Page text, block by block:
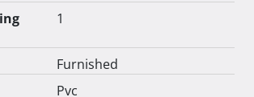
1
Furnished
Pvc